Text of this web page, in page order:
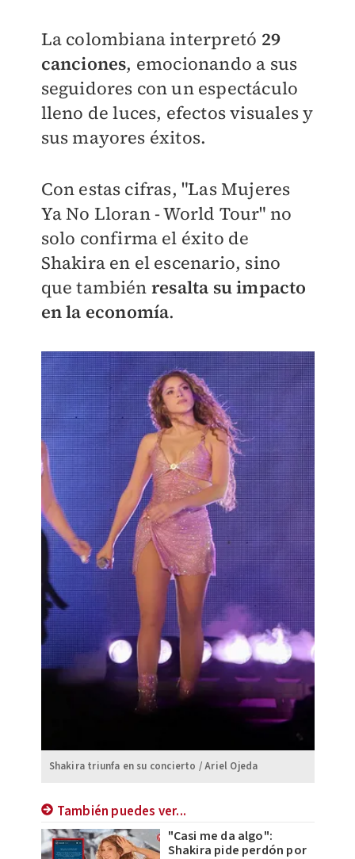
La colombiana interpretó 29
canciones, emocionando a sus
seguidores con un espectáculo
lleno de luces, efectos visuales y
sus mayores éxitos.
Con estas cifras, "Las Mujeres
Ya No Lloran - World Tour" no
solo confirma el éxito de
Shakira en el escenario, sino
que también resalta su impacto
en la economía.
Shakira triunfa en su concierto / Ariel Ojeda
También puedes ver...
"Casi me da algo":
Shakira pide perdón por